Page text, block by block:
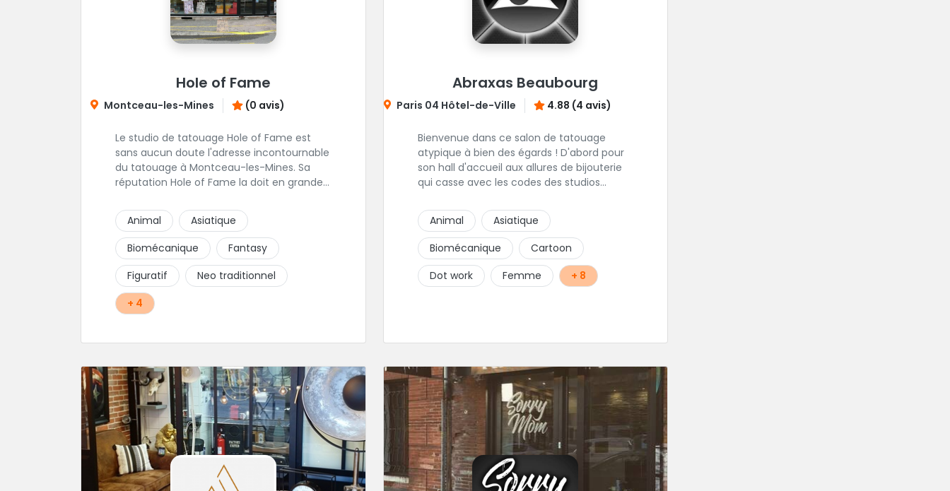
Hole of Fame
Montceau-les-Mines (0 avis)
Le studio de tatouage Hole of Fame est
sans aucun doute l'adresse incontournable
du tatouage à Montceau-les-Mines. Sa
réputation Hole of Fame la doit en grande
tatoueur reconnu pour le sérieux de son
travail. Une superbe adresse du tatouage
pour les Montcelliens, Montcelliennes et
tous les habitants de Saône et Loire !
Animal
Asiatique
Biomécanique
Fantasy
Figuratif
Neo traditionnel
+ 4
Abraxas Beaubourg
Paris 04 Hôtel-de-Ville 4.88 (4 avis)
Bienvenue dans ce salon de tatouage
atypique à bien des égards ! D'abord pour
son hall d'accueil aux allures de bijouterie
qui casse avec les codes des studios
clientèle éclectique qui s'y rend : touristes,
résidents, clubbers, sexagénaires ! Un des
studios de tatouage référent à Paris.
Animal
Asiatique
Biomécanique
Cartoon
Dot work
Femme + 8